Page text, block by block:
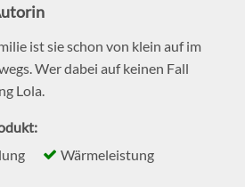
ist sie schon von klein auf im
Wer dabei auf keinen Fall
Lola.
Wärmeleistung